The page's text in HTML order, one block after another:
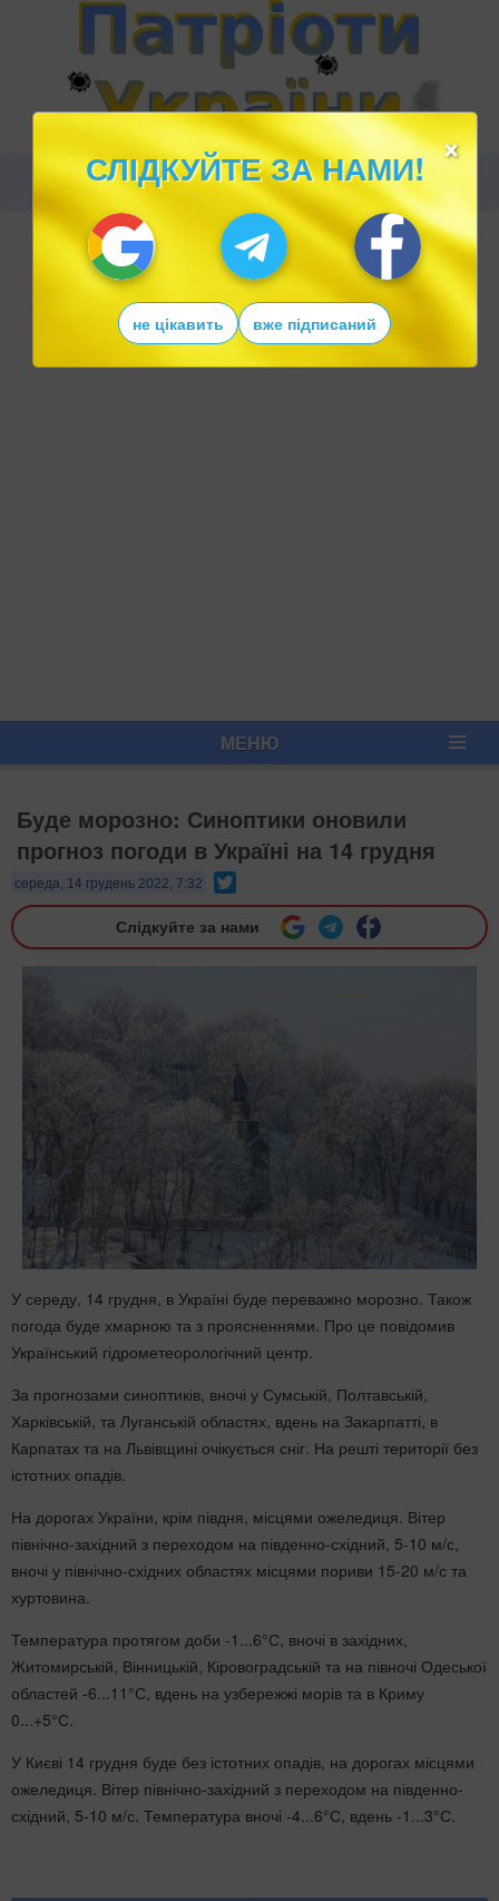
МЕНЮ
Буде морозно: Синоптики оновили
прогноз погоди в Україні на 14 грудня
середа, 14 грудень 2022, 7:32
Слідкуйте за нами
У середу, 14 грудня, в Україні буде переважно морозно. Також
погода буде хмарною та з проясненнями. Про це повідомив
Український гідрометеорологічний центр.
За прогнозами синоптиків, вночі у Сумській, Полтавській,
Харківській, та Луганській областях, вдень на Закарпатті, в
Карпатах та на Львівщині очікується сніг. На решті території без
істотних опадів.
На дорогах України, крім півдня, місцями ожеледиця. Вітер
північно-західний з переходом на південно-східний, 5-10 м/с,
вночі у північно-східних областях місцями пориви 15-20 м/с та
хуртовина.
Температура протягом доби -1...6°С, вночі в західних,
Житомирській, Вінницькій, Кіровоградській та на півночі Одеської
областей -6...11°С, вдень на узбережжі морів та в Криму
0...+5°С.
У Києві 14 грудня буде без істотних опадів, на дорогах місцями
ожеледиця. Вітер північно-західний з переходом на південно-
східний, 5-10 м/с. Температура вночі -4...6°С, вдень -1...3°С.
×
СЛІДКУЙТЕ ЗА НАМИ!
не цікавить вже підписаний